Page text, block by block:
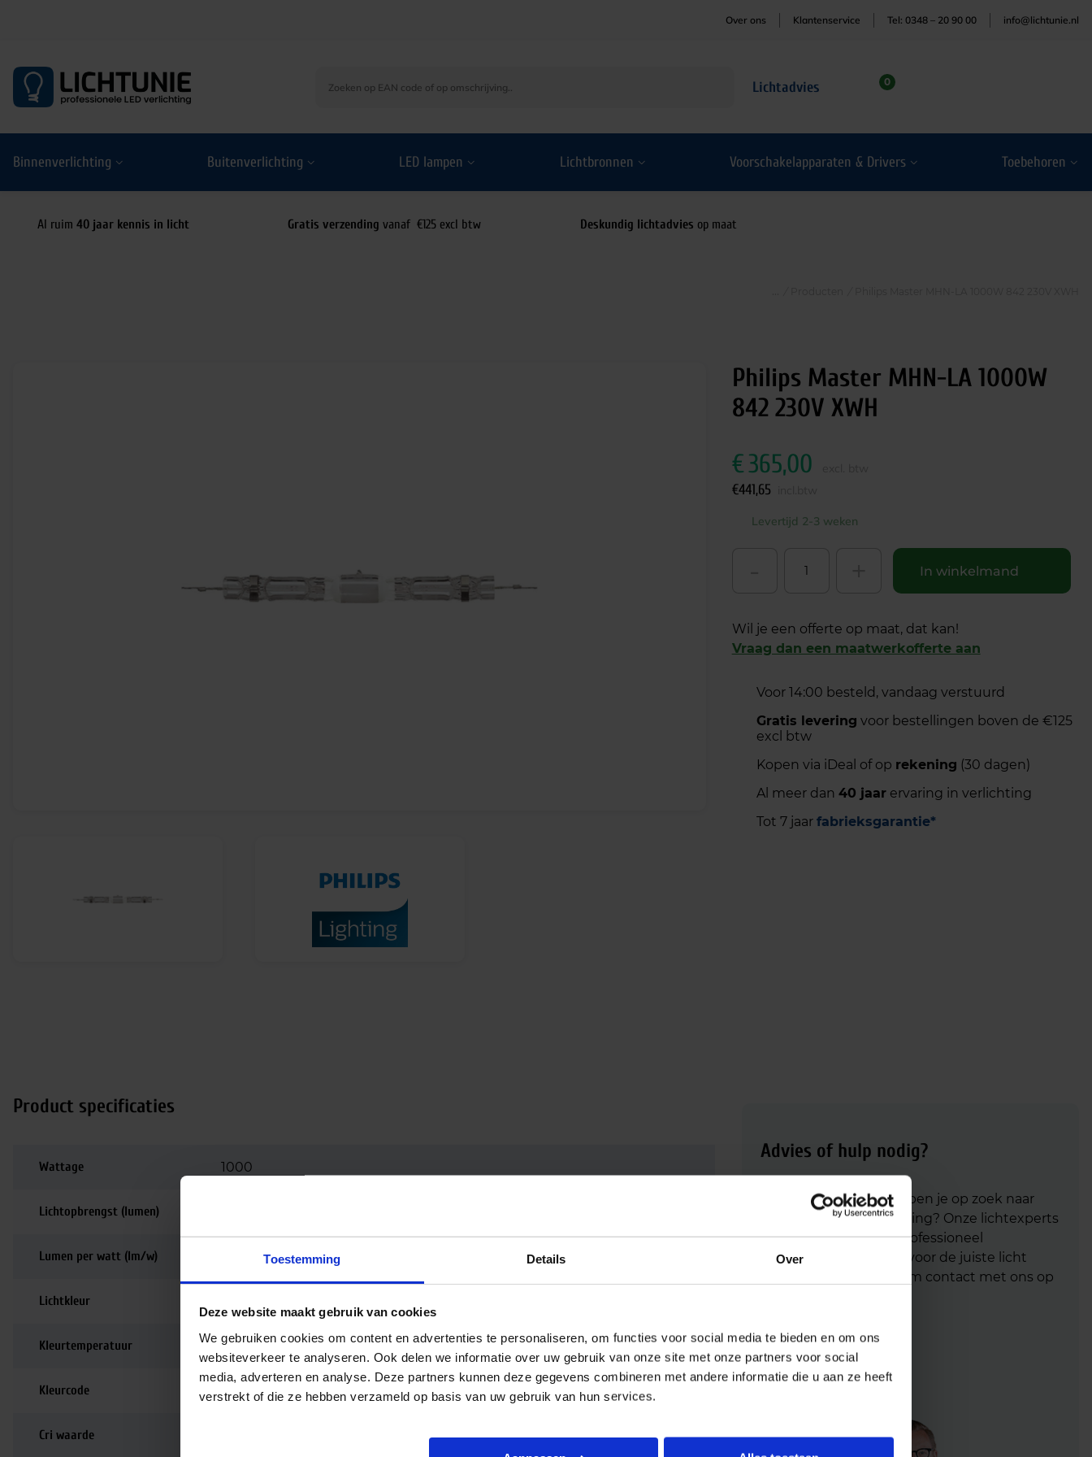
Toestemming Details Over
Deze website maakt gebruik van cookies
We gebruiken cookies om content en advertenties te personaliseren, om functies voor social media te bieden en om ons
websiteverkeer te analyseren. Ook delen we informatie over uw gebruik van onze site met onze partners voor social
media, adverteren en analyse. Deze partners kunnen deze gegevens combineren met andere informatie die u aan ze heeft
verstrekt of die ze hebben verzameld op basis van uw gebruik van hun services.
Over ons Klantenservice Tel: 0348 – 20 90 00 info@lichtunie.nl
Lichtadvies 0
Binnenverlichting Buitenverlichting LED lampen Lichtbronnen Voorschakelapparaten & Drivers Toebehoren
Al ruim 40 jaar kennis in licht Gratis verzending vanaf €125 excl btw Deskundig lichtadvies op maat
Philips Master MHN-LA 1000W
842 230V XWH
€365,00
€441,65
Levertijd 2-3 weken
In winkelmand
Wil je een offerte op maat, dat kan!
Vraag dan een maatwerkofferte aan
Voor 14:00 besteld, vandaag verstuurd
Gratis levering voor bestellingen boven de €125
excl btw
Kopen via iDeal of op rekening (30 dagen)
Al meer dan 40 jaarervaring in verlichting
Tot 7 jaar fabrieksgarantie*
Product specificaties
Wattage 1000
Lichtopbrengst (lumen)
Lumen per watt (lm/w)
Lichtkleur
Kleurtemperatuur 4200K | Koelwit
Kleurcode 842
Cri waarde
Advies of hulp nodig?
Heb je advies nodig of ben je op zoek naar
een alternatieve oplossing? Onze lichtexperts
helpen je graag met professioneel
lichtadvies
en zorgen voor de juiste licht
oplossing. Aarzel niet om contact met ons op
Mailinfo@lichtunie.nl
Bel +31(0)348 209 000